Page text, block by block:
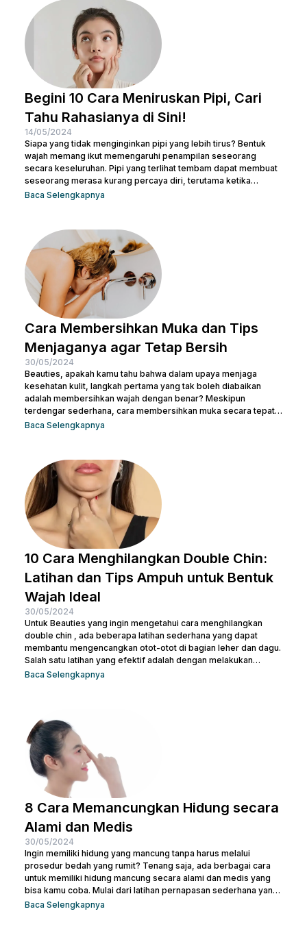
Begini 10 Cara Meniruskan Pipi, Cari
Tahu Rahasianya di Sini!
14/05/2024
Siapa yang tidak menginginkan pipi yang lebih tirus? Bentuk
wajah memang ikut memengaruhi penampilan seseorang
secara keseluruhan. Pipi yang terlihat tembam dapat membuat
seseorang merasa kurang percaya diri, terutama ketika
berfoto atau bertemu orang baru. Namun, jangan khawatir! Ada
Beauties bisa mulai mengubah pola hidup yang lebih sehat
untuk menjaga kesehatan sekaligus meniruskan pipi. Tentu
masih ada cara lainnya untuk membuat...
Baca Selengkapnya
Cara Membersihkan Muka dan Tips
Menjaganya agar Tetap Bersih
30/05/2024
Beauties, apakah kamu tahu bahwa dalam upaya menjaga
kesehatan kulit, langkah pertama yang tak boleh diabaikan
adalah membersihkan wajah dengan benar? Meskipun
terdengar sederhana, cara membersihkan muka secara tepat
memiliki peran krusial dalam menjaga kulit tetap sehat dan
mempersiapkan kulit untuk penyerapan produk perawatan kulit
selanjutnya. Micellar water adalah pilihan pembersih yang
efektif dan praktis, terutama untuk menghapus makeup dan
kotoran saat...
Baca Selengkapnya
10 Cara Menghilangkan Double Chin:
Latihan dan Tips Ampuh untuk Bentuk
Wajah Ideal
30/05/2024
Untuk Beauties yang ingin mengetahui cara menghilangkan
double chin , ada beberapa latihan sederhana yang dapat
membantu mengencangkan otot-otot di bagian leher dan dagu.
Salah satu latihan yang efektif adalah dengan melakukan
gerakan menutup dan membuka mulut secara berulang. Kamu
simak penjelasan lengkapnya di bawah ini. 5 Penyebab Double
Chin Penyebab...
Baca Selengkapnya
8 Cara Memancungkan Hidung secara
Alami dan Medis
30/05/2024
Ingin memiliki hidung yang mancung tanpa harus melalui
prosedur bedah yang rumit? Tenang saja, ada berbagai cara
untuk memiliki hidung mancung secara alami dan medis yang
bisa kamu coba. Mulai dari latihan pernapasan sederhana yang
bisa dilakukan di rumah hingga prosedur medis yang lebih
Baca Selengkapnya